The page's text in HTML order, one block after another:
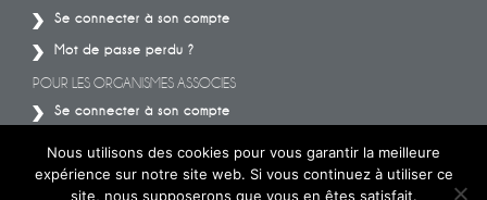
Se connecter à son compte
Mot de passe perdu ?
POUR LES ORGANISMES ASSOCIES
Se connecter à son compte
Nous utilisons des cookies pour vous garantir la meilleure
expérience sur notre site web. Si vous continuez à utiliser ce
site, nous supposerons que vous en êtes satisfait.